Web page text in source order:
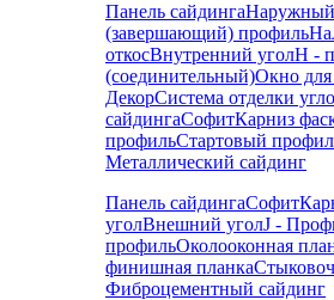
Панель сайдингаНаружный
(завершающий) профиль
откосВнутренний уголH -
(соединительный)Окно для
ДекорСистема отделки
сайдингаСофитКарниз
профильСтартовый
Металлический сайдинг
Панель сайдингаСофит
уголВнешний уголJ -
профильОколооконная
финишная планка
Фиброцементный сайдинг